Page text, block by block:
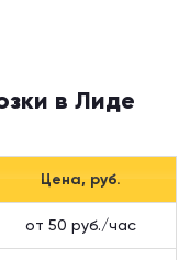
в Лиде
Цена, руб.
от 50 руб./час